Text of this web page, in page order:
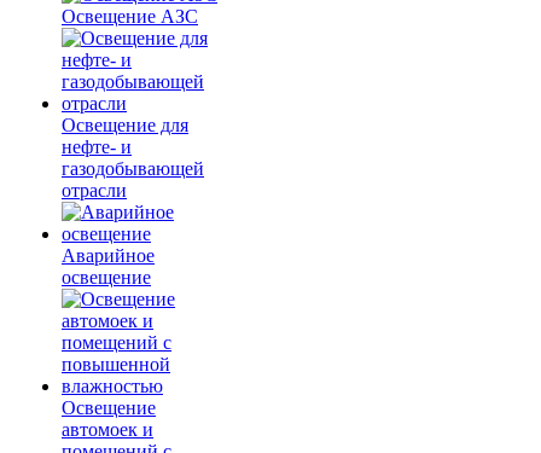
Освещение АЗС
Освещение для
нефте- и
газодобывающей
отрасли
Аварийное
освещение
Освещение
автомоек и